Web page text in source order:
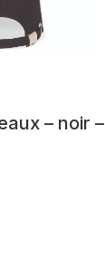
– noir –